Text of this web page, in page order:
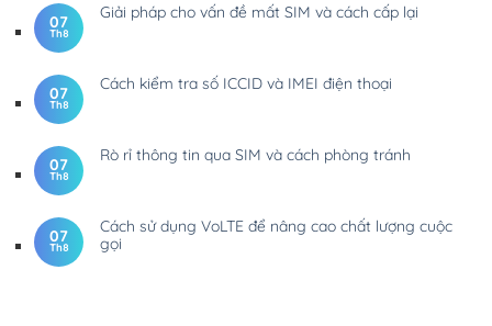
07
Th8
Giải pháp cho vấn đề mất SIM và cách cấp lại
07
Th8
Cách kiểm tra số ICCID và IMEI điện thoại
07
Th8
Rò rỉ thông tin qua SIM và cách phòng tránh
07
Th8
Cách sử dụng VoLTE để nâng cao chất lượng cuộc
gọi